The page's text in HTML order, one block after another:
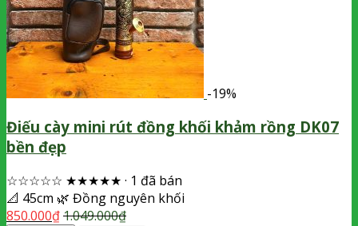
-19%
Điếu cày mini rút đồng khối khảm rồng DK07
bền đẹp
☆☆☆☆☆ ★★★★★ · 1 đã bán
📐 45cm 🌿 Đồng nguyên khối
850.000₫1.049.000₫